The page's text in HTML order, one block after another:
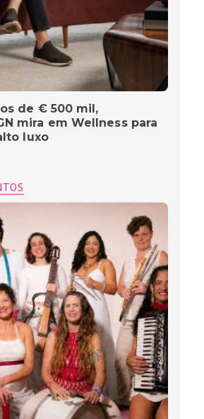
de € 500 mil,
mira em Wellness para
luxo